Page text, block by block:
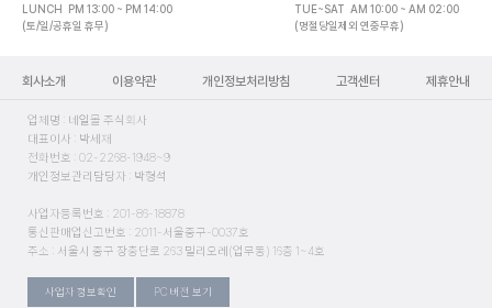
LUNCH PM 13:00 ~ PM 14:00
(토/일/공휴일 휴무)
TUE~SAT AM 10:00 ~ AM 02:00
(명절당일제외 연중무휴)
회사소개 이용약관 개인정보처리방침 고객센터 제휴안내
업체명 : 네일몰 주식회사
대표이사 : 박세재
전화번호 : 02-2268-1948~9
개인정보관리담당자 : 박형석
사업자등록번호 : 201-86-18878
통신판매업신고번호 : 2011-서울중구-0037호
주소 : 서울시 중구 장충단로 263 밀리오레(업무동) 16층 1~4호
사업자 정보확인 PC 버전 보기